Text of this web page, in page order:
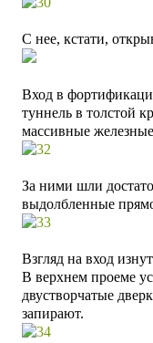
С нее, кстати,
Вход в
туннель в толстой
массивные
За ними шли
выдолбленные
Взгляд на вход
В верхнем проеме
двустворчатые
запирают.